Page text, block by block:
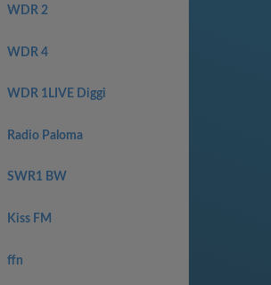
WDR 2
WDR 4
WDR 1LIVE Diggi
Radio Paloma
SWR1 BW
Kiss FM
ffn